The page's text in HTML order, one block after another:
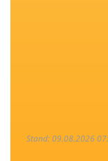
Stand: 09.08.2026